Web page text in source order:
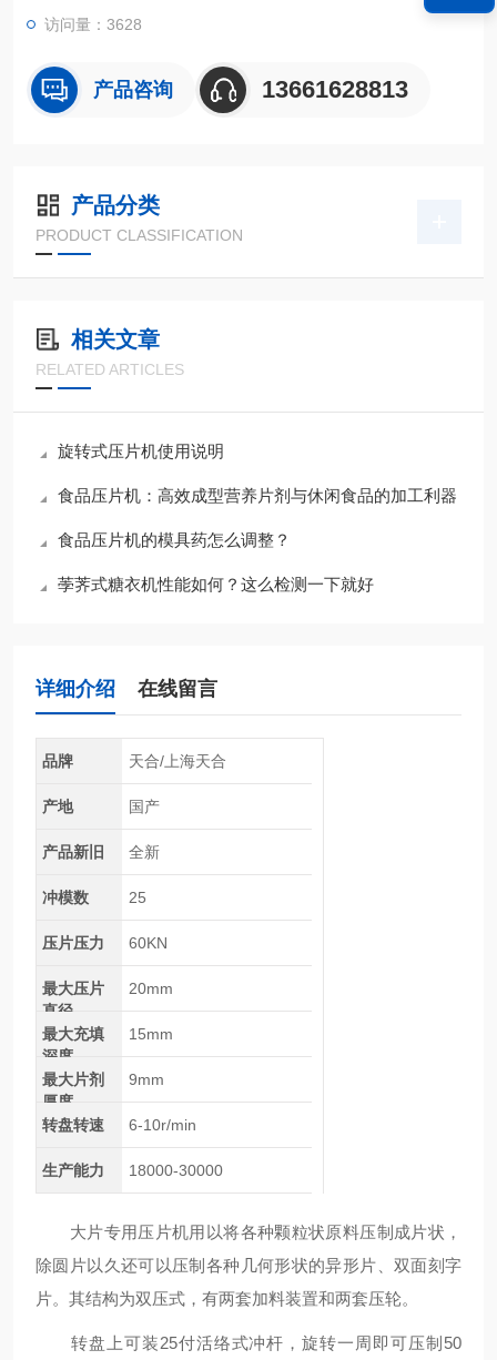
访问量：3628
产品咨询 13661628813
产品分类
PRODUCT CLASSIFICATION
相关文章
RELATED ARTICLES
旋转式压片机使用说明
食品压片机：高效成型营养片剂与休闲食品的加工利器
食品压片机的模具药怎么调整？
荸荠式糖衣机性能如何？这么检测一下就好
详细介绍 在线留言
品牌 天合/上海天合
产地 国产
产品新旧 全新
冲模数 25
压片压力 60KN
最大压片
直径
20mm
最大充填
深度
15mm
最大片剂
厚度
9mm
转盘转速 6-10r/min
生产能力 18000-30000
大片专用压片机用以将各种颗粒状原料压制成片状，
除圆片以久还可以压制各种几何形状的异形片、双面刻字
片。其结构为双压式，有两套加料装置和两套压轮。
转盘上可装25付活络式冲杆，旋转一周即可压制50